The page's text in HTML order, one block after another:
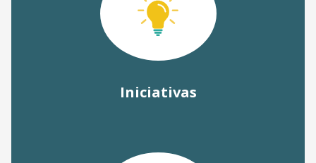
Iniciativas